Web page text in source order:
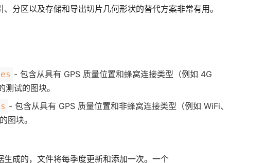
分区以及存储和导出切片几何形状的替代方案非常有用。
- 包含从具有 GPS 质量位置和蜂窝连接类型（例如 4G
试的图块。
- 包含从具有 GPS 质量位置和非蜂窝连接类型（例如 WiFi、
图块。
成的，文件将每季度更新和添加一次。一个